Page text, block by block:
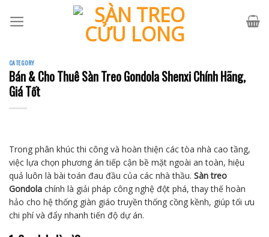
CATEGORY
Bán & Cho Thuê Sàn Treo Gondola Shenxi Chính Hãng,
Giá Tốt
Trong phân khúc thi công và hoàn thiện các tòa nhà cao tầng,
việc lựa chọn phương án tiếp cận bề mặt ngoài an toàn, hiệu
quả luôn là bài toán đau đầu của các nhà thầu. Sàn treo
Gondola chính là giải pháp công nghệ đột phá, thay thế hoàn
hảo cho hệ thống giàn giáo truyền thống cồng kềnh, giúp tối ưu
chi phí và đẩy nhanh tiến độ dự án.